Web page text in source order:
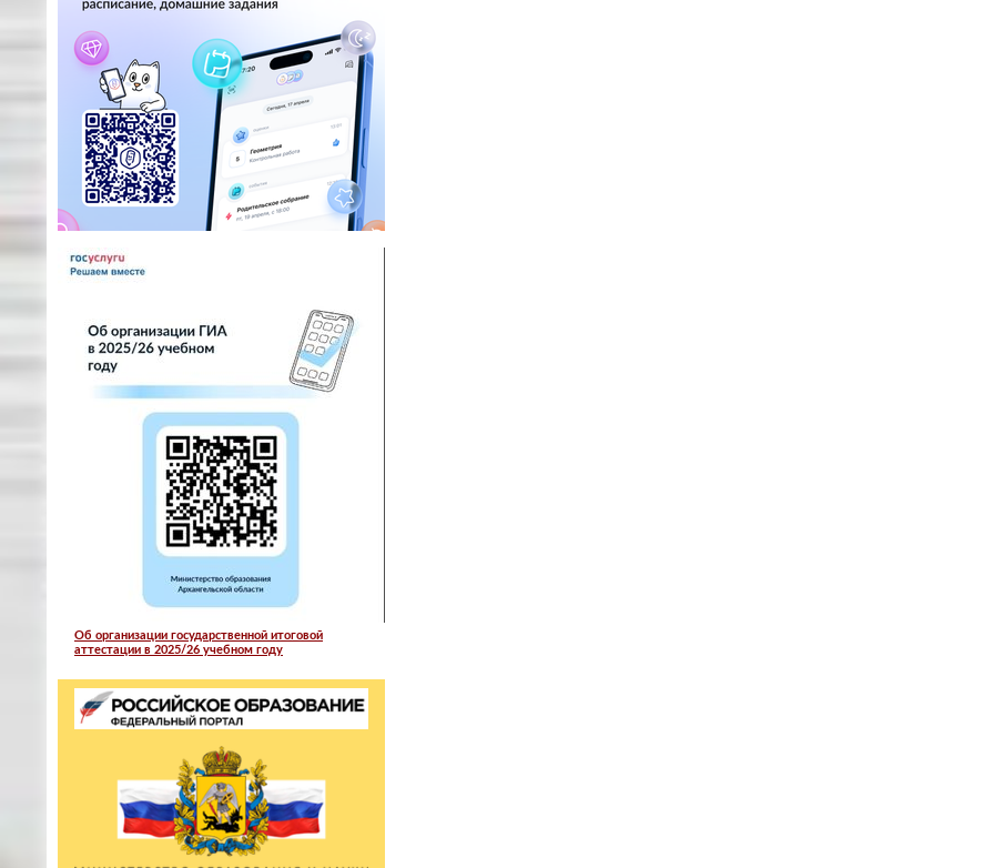
Об организации государственной итоговой
аттестации в 2025/26 учебном году